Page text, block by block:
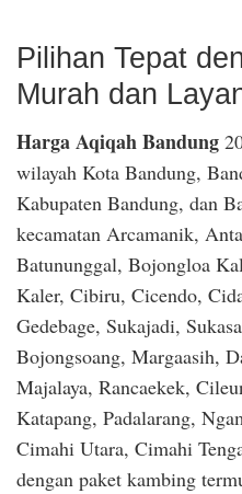
Pilihan Tepat
Murah dan
Harga Aqiqah Bandung
wilayah Kota Bandung,
Kabupaten Bandung, dan
kecamatan Arcamanik,
Batununggal, Bojongloa
Kaler, Cibiru, Cicendo,
Gedebage, Sukajadi,
Bojongsoang, Margaasih,
Majalaya, Rancaekek,
Katapang, Padalarang,
Cimahi Utara, Cimahi
dengan paket kambing